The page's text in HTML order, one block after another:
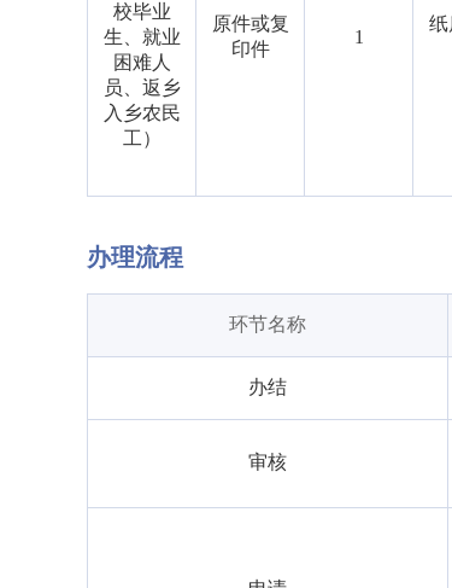
校毕业
生、就业
困难人
员、返乡
入乡农民
工）
原件或复
印件
1
纸
办理流程
环节名称
办结
审核